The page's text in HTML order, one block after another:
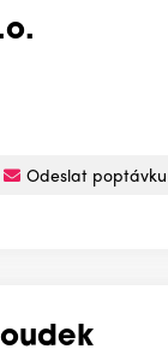
Odeslat poptávku